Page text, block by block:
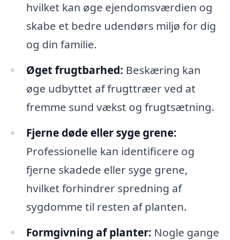
hvilket kan øge ejendomsværdien og
skabe et bedre udendørs miljø for dig
og din familie.
Øget frugtbarhed: Beskæring kan
øge udbyttet af frugttræer ved at
fremme sund vækst og frugtsætning.
Fjerne døde eller syge grene:
Professionelle kan identificere og
fjerne skadede eller syge grene,
hvilket forhindrer spredning af
sygdomme til resten af planten.
Formgivning af planter: Nogle gange